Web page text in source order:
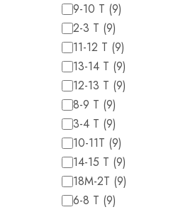
9-10 T (9)
2-3 T (9)
11-12 T (9)
13-14 T (9)
12-13 T (9)
8-9 T (9)
3-4 T (9)
10-11T (9)
14-15 T (9)
18M-2T (9)
6-8 T (9)